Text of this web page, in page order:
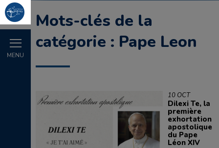
MENU
Mots-clés de la
catégorie : Pape Leon
10 OCT
Dilexi Te, la
première
exhortation
apostolique
du Pape
Léon XIV